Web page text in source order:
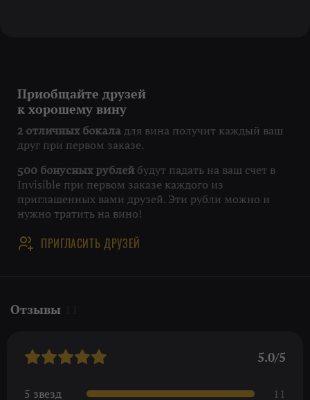
Приобщайте друзей
к хорошему вину
2 отличных бокала для вина получит каждый ваш
друг при первом заказе.
500 бонусных рублей будут падать на ваш счет в
Invisible при первом заказе каждого из
приглашенных вами друзей. Эти рубли можно и
нужно тратить на вино!
ПРИГЛАСИТЬ ДРУЗЕЙ
Отзывы
5.0/5
5 звезд
11